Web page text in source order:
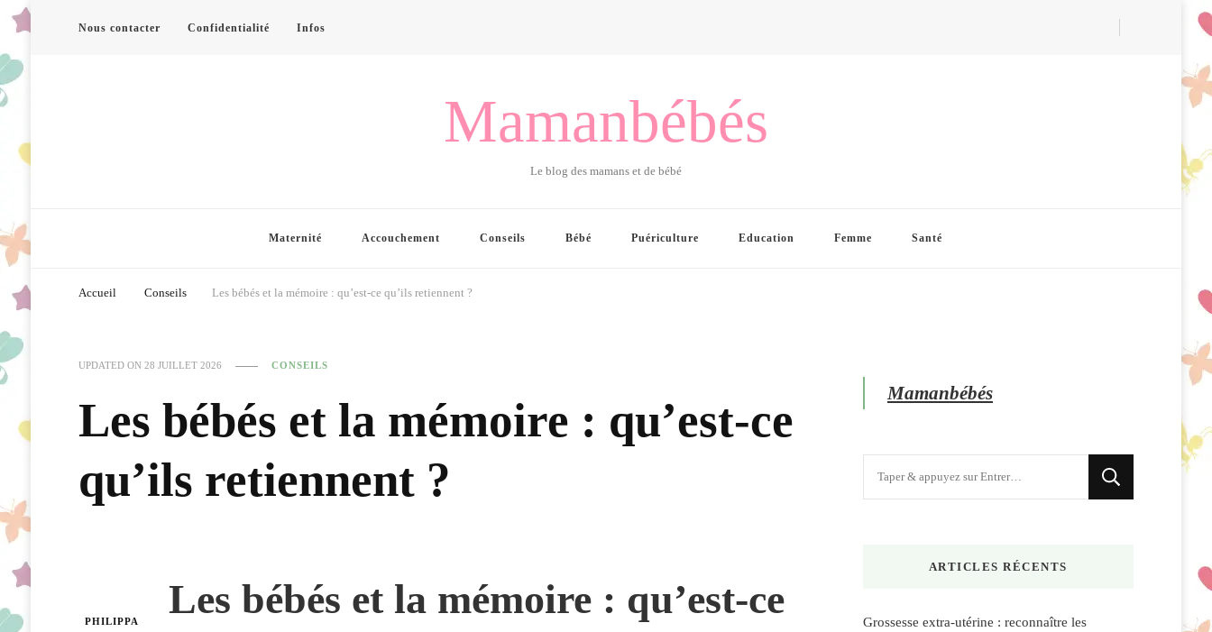
Nous contacter Confidentialité Infos
Mamanbébés
Le blog des mamans et de bébé
Maternité Accouchement Conseils Bébé Puériculture Education Femme Santé
Accueil Conseils Les bébés et la mémoire : qu’est-ce qu’ils retiennent ?
UPDATED ON 28 JUILLET 2026 CONSEILS
Les bébés et la mémoire : qu’est-ce
qu’ils retiennent ?
PHILIPPA
Les bébés et la mémoire : qu’est-ce
Mamanbébés
ARTICLES RÉCENTS
Grossesse extra-utérine : reconnaître les